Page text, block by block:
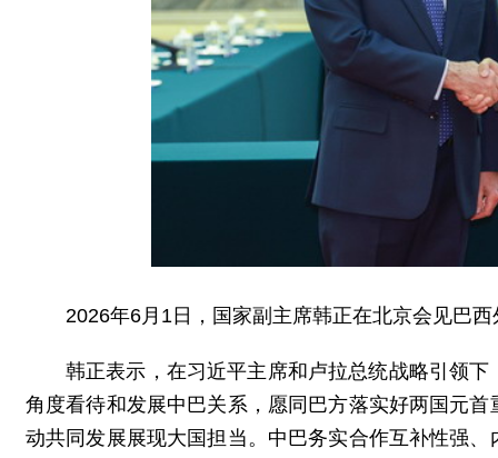
2026年6月1日，国家副主席韩正在北京会见巴
韩正表示，在习近平主席和卢拉总统战略引领
角度看待和发展中巴关系，愿同巴方落实好两国元
动共同发展展现大国担当。中巴务实合作互补性强